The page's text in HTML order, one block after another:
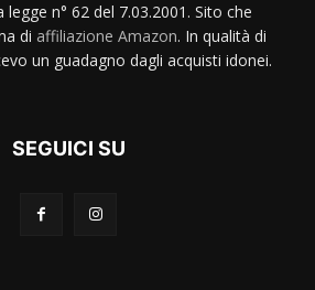
n° 62 del 7.03.2001. Sito che
di affiliazione Amazon. In qualità di
un guadagno dagli acquisti idonei.
SEGUICI SU